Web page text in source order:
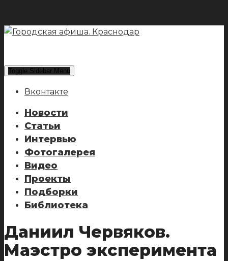
Toggle Sidebar Menu
Вконтакте
Новости
Статьи
Интервью
Фотогалерея
Видео
Проекты
Подборки
Библиотека
Даниил Червяков.
Маэстро эксперимента